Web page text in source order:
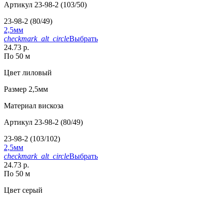
Артикул 23-98-2 (103/50)
23-98-2 (80/49)
2,5мм
checkmark_alt_circleВыбрать
24.73 р.
По 50 м
Цвет лиловый
Размер 2,5мм
Материал вискоза
Артикул 23-98-2 (80/49)
23-98-2 (103/102)
2,5мм
checkmark_alt_circleВыбрать
24.73 р.
По 50 м
Цвет серый